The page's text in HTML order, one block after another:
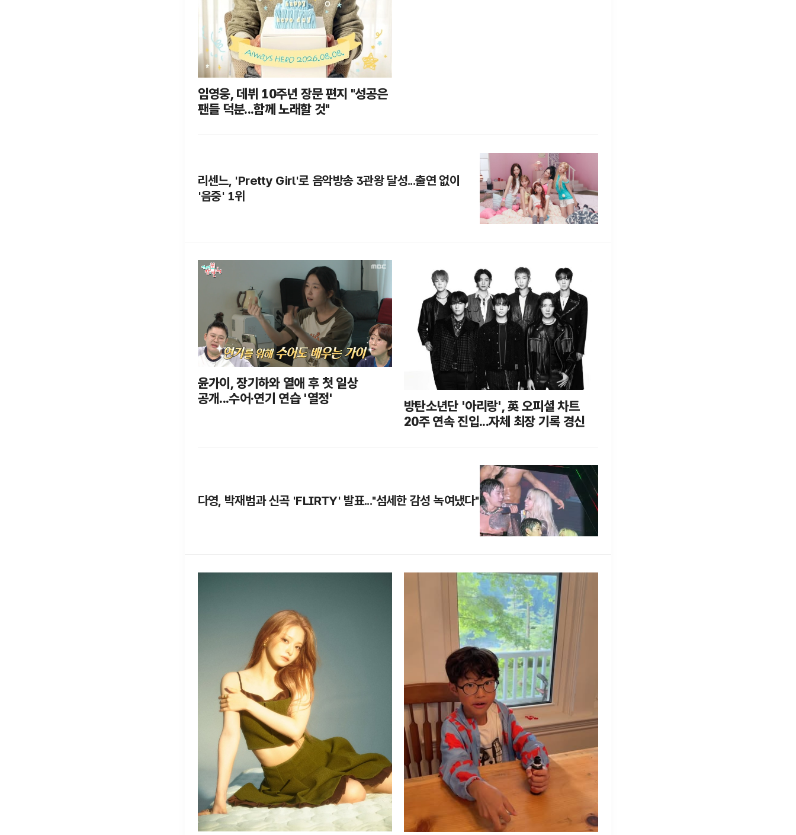
임영웅, 데뷔 10주년 장문 편지 "성공은
팬들 덕분...함께 노래할 것"
리센느, 'Pretty Girl'로 음악방송 3관왕 달성...출연 없이
'음중' 1위
윤가이, 장기하와 열애 후 첫 일상
공개...수어·연기 연습 '열정'
방탄소년단 '아리랑', 英 오피셜 차트
20주 연속 진입...자체 최장 기록 경신
다영, 박재범과 신곡 'FLIRTY' 발표..."섬세한 감성 녹여냈다"